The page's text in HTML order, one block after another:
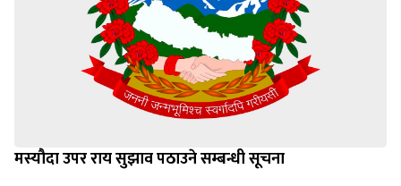
मस्यौदा उपर राय सुझाव पठाउने सम्बन्धी सूचना